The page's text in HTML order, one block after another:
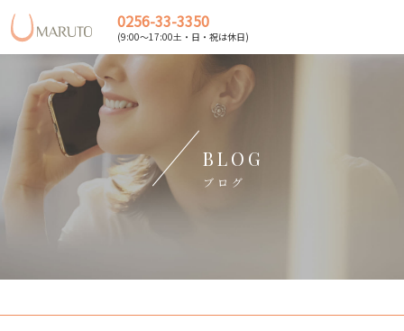
0256-33-3350
(9:00～17:00土・日・祝は休日)
BLOG
ブログ